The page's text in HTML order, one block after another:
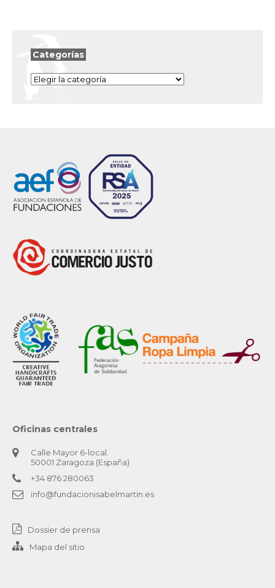
Categorías
Categorías
Oficinas centrales
Calle Mayor 6-local.
50001 Zaragoza (España)
+34 876 280063
info@fundacionisabelmartin.es
Dossier de prensa
Mapa del sitio